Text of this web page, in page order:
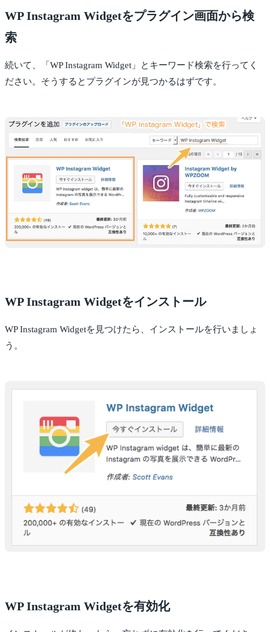
WP Instagram Widgetをプラグイン画面から検
索
続いて、「WP Instagram Widget」とキーワード検索を行ってく
ださい。そうするとプラグインが見つかるはずです。
WP Instagram Widgetをインストール
WP Instagram Widgetを見つけたら、インストールを行いましょ
う。
WP Instagram Widgetを有効化